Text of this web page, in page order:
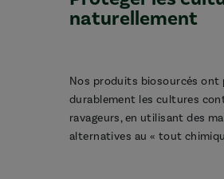
naturellement
Nos produits biosourcés ont
durablement les cultures
ravageurs, en utilisant des
alternatives au « tout